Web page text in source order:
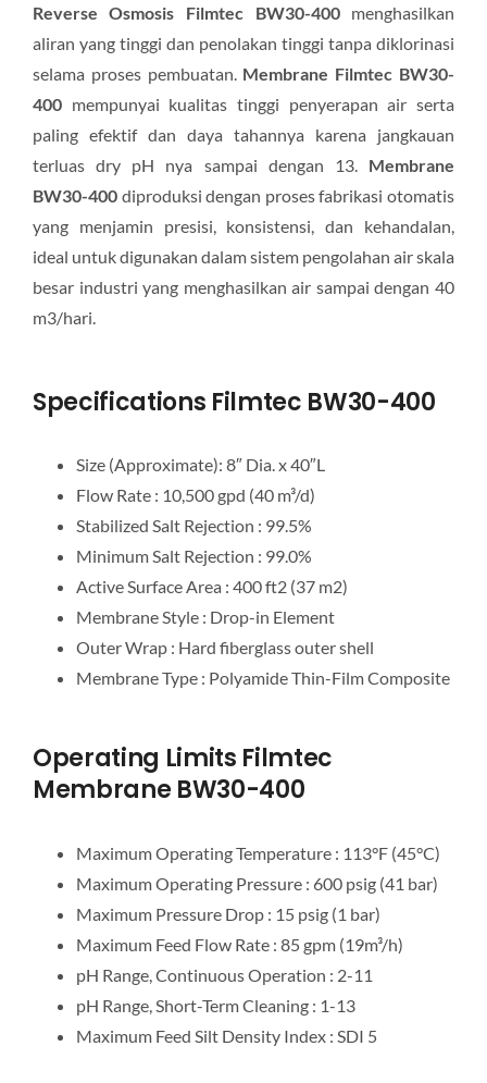
Reverse Osmosis Filmtec BW30-400menghasilkan
aliran yang tinggi dan penolakan tinggi tanpa diklorinasi
selama proses pembuatan. Membrane Filmtec BW30-
400mempunyai kualitas tinggi penyerapan air serta
paling efektif dan daya tahannya karena jangkauan
terluas dry pH nya sampai dengan 13. Membrane
BW30-400diproduksi dengan proses fabrikasi otomatis
yang menjamin presisi, konsistensi, dan kehandalan,
ideal untuk digunakan dalam sistem pengolahan air skala
besar industri yang menghasilkan air sampai dengan 40
m3/hari.
Specifications Filmtec BW30-400
Size (Approximate): 8″ Dia. x 40″L
Flow Rate : 10,500 gpd (40 m³/d)
Stabilized Salt Rejection : 99.5%
Minimum Salt Rejection : 99.0%
Active Surface Area : 400 ft2 (37 m2)
Membrane Style : Drop-in Element
Outer Wrap : Hard fiberglass outer shell
Membrane Type : Polyamide Thin-Film Composite
Operating Limits Filmtec
Membrane BW30-400
Maximum Operating Temperature : 113°F (45°C)
Maximum Operating Pressure : 600 psig (41 bar)
Maximum Pressure Drop : 15 psig (1 bar)
Maximum Feed Flow Rate : 85 gpm (19m³/h)
pH Range, Continuous Operation : 2-11
pH Range, Short-Term Cleaning : 1-13
Maximum Feed Silt Density Index : SDI 5